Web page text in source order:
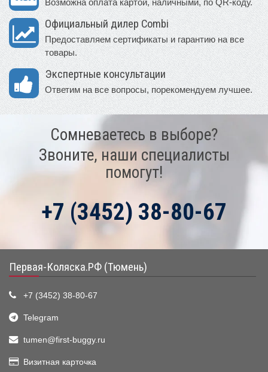
Возможна оплата картой, наличными, по QR-коду.
Официальный дилер Combi
Предоставляем сертификаты и гарантию на все
товары.
Экспертные консультации
Ответим на все вопросы, порекомендуем лучшее.
Сомневаетесь в выборе?
Звоните, наши специалисты
помогут!
+7 (3452) 38-80-67
Первая-Коляска.РФ (Тюмень)
+7 (3452) 38-80-67
Telegram
tumen@first-buggy.ru
Визитная карточка